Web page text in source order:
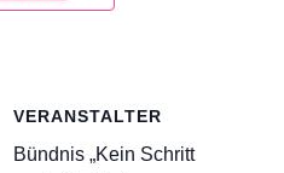
VERANSTALTER
Bündnis „Kein Schritt